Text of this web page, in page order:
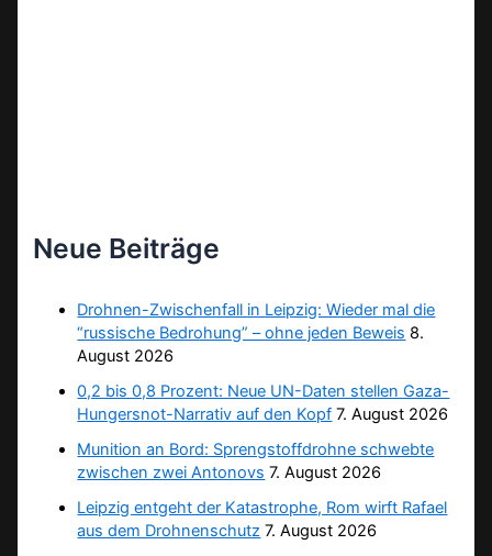
Neue Beiträge
Drohnen-Zwischenfall in Leipzig: Wieder mal die
“russische Bedrohung” – ohne jeden Beweis 8.
August 2026
0,2 bis 0,8 Prozent: Neue UN-Daten stellen Gaza-
Hungersnot-Narrativ auf den Kopf 7. August 2026
Munition an Bord: Sprengstoffdrohne schwebte
zwischen zwei Antonovs 7. August 2026
Leipzig entgeht der Katastrophe, Rom wirft Rafael
aus dem Drohnenschutz 7. August 2026